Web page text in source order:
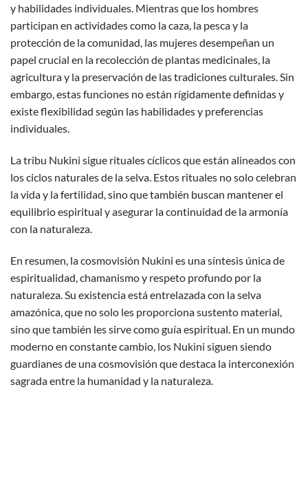
y habilidades individuales. Mientras que los hombres
participan en actividades como la caza, la pesca y la
protección de la comunidad, las mujeres desempeñan un
papel crucial en la recolección de plantas medicinales, la
agricultura y la preservación de las tradiciones culturales. Sin
embargo, estas funciones no están rígidamente definidas y
existe flexibilidad según las habilidades y preferencias
individuales.
La tribu Nukini sigue rituales cíclicos que están alineados con
los ciclos naturales de la selva. Estos rituales no solo celebran
la vida y la fertilidad, sino que también buscan mantener el
equilibrio espiritual y asegurar la continuidad de la armonía
con la naturaleza.
En resumen, la cosmovisión Nukini es una síntesis única de
espiritualidad, chamanismo y respeto profundo por la
naturaleza. Su existencia está entrelazada con la selva
amazónica, que no solo les proporciona sustento material,
sino que también les sirve como guía espiritual. En un mundo
moderno en constante cambio, los Nukini siguen siendo
guardianes de una cosmovisión que destaca la interconexión
sagrada entre la humanidad y la naturaleza.